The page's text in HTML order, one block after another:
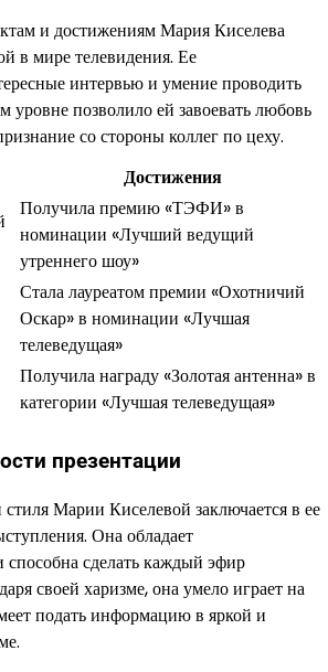
и достижениям Мария Киселева
в мире телевидения. Ее
интервью и умение проводить
позволило ей завоевать любовь
со стороны коллег по цеху.
Достижения
Получила премию «ТЭФИ» в
номинации «Лучший ведущий
утреннего шоу»
Стала лауреатом премии «Охотничий
Оскар» в номинации «Лучшая
телеведущая»
Получила награду «Золотая антенна» в
категории «Лучшая телеведущая»
презентации
Марии Киселевой заключается в ее
Она обладает
способна сделать каждый эфир
своей харизме, она умело играет на
подать информацию в яркой и